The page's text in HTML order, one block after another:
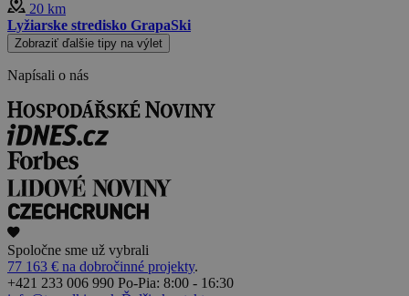
20 km
Lyžiarske stredisko GrapaSki
Zobraziť ďalšie tipy na výlet
Napísali o nás
Spoločne sme už vybrali
77 163 € na dobročinné projekty.
+421 233 006 990 Po-Pia: 8:00 - 16:30